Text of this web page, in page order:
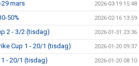
mars 2026-03-19 15:48
50% 2026-02-16 13:59
2 - 3/2 (tisdag) 2026-01-31 23:36
Cup 1 - 20/1 (tisdag) 2026-01-20 09:37
- 20/1 (tisdag) 2026-01-20 08:10